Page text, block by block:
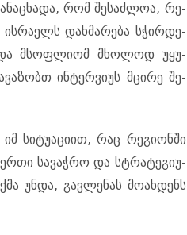
რომ შე­საძ­ლოა, რე­
ის­რა­ელს დახ­მა­რე­ბა სჭირ­დე­
და მსოფ­ლი­ომ მხო­ლოდ უყუ­
ინ­ტერ­ვი­უს მცი­რე შე­
სი­ტუ­ა­ცი­ით, რაც რე­გი­ონ­ში
სა­ვაჭ­რო და სტრა­ტე­გი­უ­
უნდა, გავ­ლე­ნას მო­ახ­დენს